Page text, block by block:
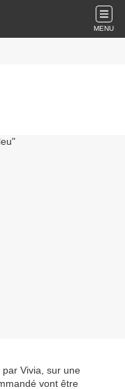
MENU
Vivia, sur une
vont être